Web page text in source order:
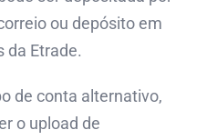
ou depósito em
da Etrade.
de conta alternativo,
o upload de